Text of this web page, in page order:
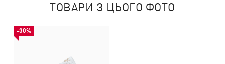
ТОВАРИ З ЦЬОГО ФОТО
-30%